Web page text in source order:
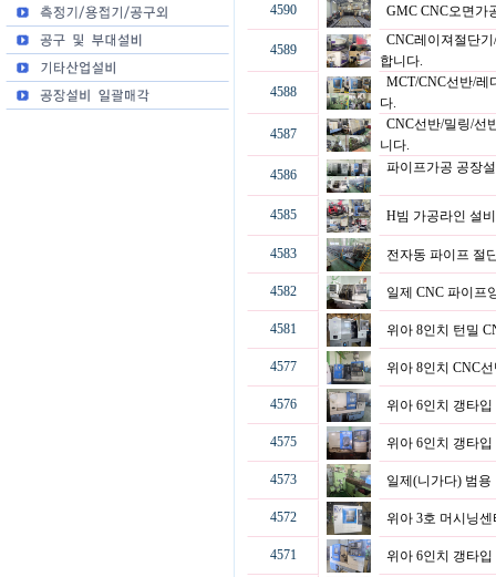
4590 GMC CNC오면
4589
CNC레이져절단
합니다.
4588
MCT/CNC선반/레
다.
4587
CNC선반/밀링/선
니다.
4586
파이프가공 공장
4585 H빔 가공라인 설
4583 전자동 파이프 절
4582 일제 CNC 파이프
4581 위아 8인치 턴밀
4577 위아 8인치 CNC
4576 위아 6인치 갱타
4575 위아 6인치 갱타
4573 일제(니가다) 범
4572 위아 3호 머시닝
4571 위아 6인치 갱타